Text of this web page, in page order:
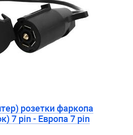
розетки фаркопа
7 pin - Европа 7 pin